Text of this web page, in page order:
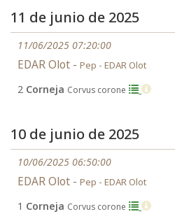
11 de junio de 2025
11/06/2025 07:20:00
EDAR Olot - Pep - EDAR Olot
2 Corneja Corvus corone
10 de junio de 2025
10/06/2025 06:50:00
EDAR Olot - Pep - EDAR Olot
1 Corneja Corvus corone